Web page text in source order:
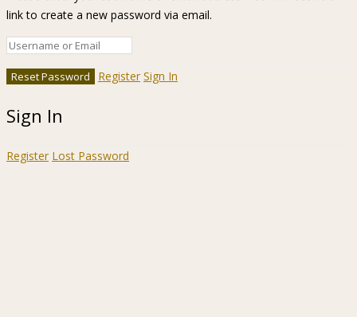
link to create a new password via email.
Register Sign In
Sign In
Register Lost Password